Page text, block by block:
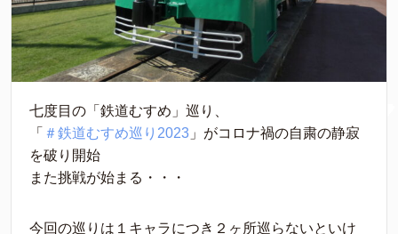
七度目の「鉄道むすめ」巡り、
「 ＃鉄道むすめ巡り2023 」がコロナ禍の自粛の静寂
を破り開始
また挑戦が始まる・・・
今回の巡りは１キャラにつき２ヶ所巡らないといけ